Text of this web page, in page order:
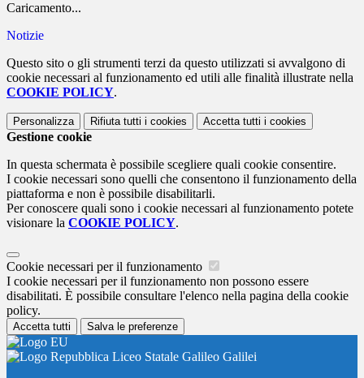
Caricamento...
Notizie
Questo sito o gli strumenti terzi da questo utilizzati si avvalgono di
cookie necessari al funzionamento ed utili alle finalità illustrate nella
COOKIE POLICY.
Personalizza Rifiuta tutti i cookies Accetta tutti i cookies
Gestione cookie
In questa schermata è possibile scegliere quali cookie consentire.
I cookie necessari sono quelli che consentono il funzionamento della
piattaforma e non è possibile disabilitarli.
Per conoscere quali sono i cookie necessari al funzionamento potete
visionare la COOKIE POLICY.
Cookie necessari per il funzionamento
I cookie necessari per il funzionamento non possono essere
disabilitati. È possibile consultare l'elenco nella pagina della cookie
policy.
Accetta tutti Salva le preferenze
Liceo Statale Galileo Galilei